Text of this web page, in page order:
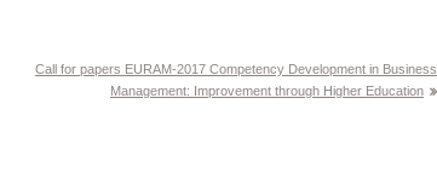
Call for papers EURAM-2017 Competency Development in Business
Management: Improvement through Higher Education